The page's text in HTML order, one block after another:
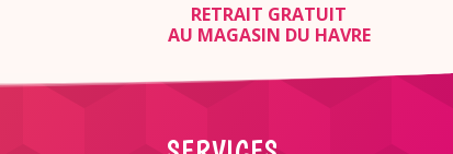
RETRAIT GRATUIT
AU MAGASIN DU HAVRE